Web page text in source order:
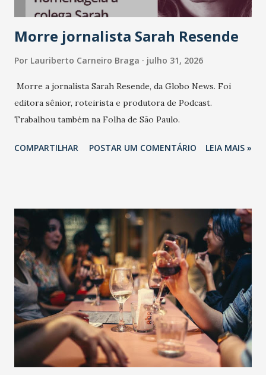
Morre jornalista Sarah Resende
Por Lauriberto Carneiro Braga julho 31, 2026
Morre a jornalista Sarah Resende, da Globo News. Foi
editora sênior, roteirista e produtora de Podcast.
Trabalhou também na Folha de São Paulo.
COMPARTILHAR POSTAR UM COMENTÁRIO LEIA MAIS »